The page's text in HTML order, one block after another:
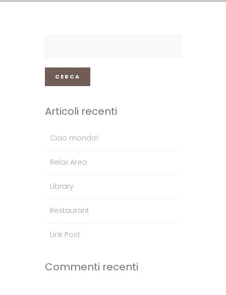
Articoli recenti
Ciao mondo!
Relax Area
Library
Restaurant
Link Post
Commenti recenti